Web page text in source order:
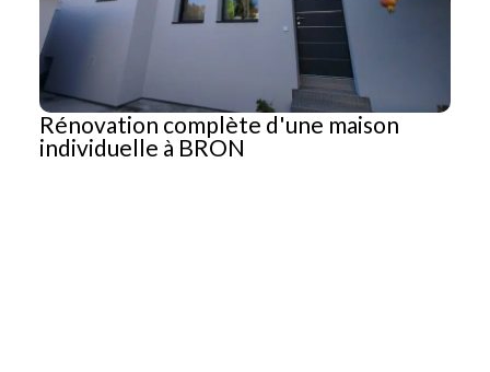
Rénovation complète d'une maison
individuelle à BRON